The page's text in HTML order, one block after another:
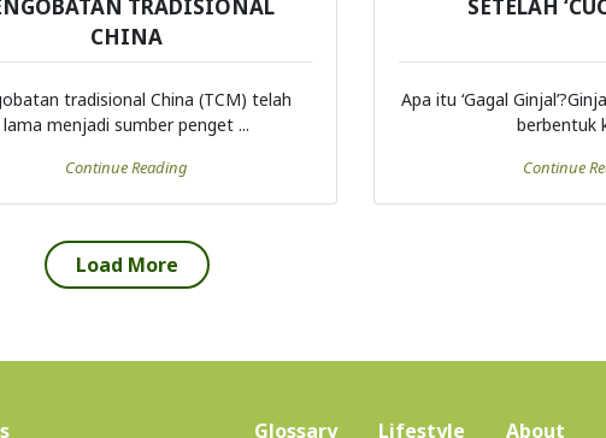
Load More
(current) Glossary Lifestyle
About